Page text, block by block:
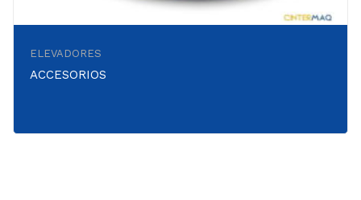
ELEVADORES
ACCESORIOS